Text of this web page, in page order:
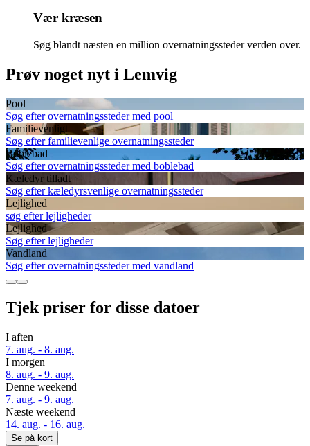
Vær kræsen
Søg blandt næsten en million overnatningssteder verden over.
Prøv noget nyt i Lemvig
Pool
Søg efter overnatningssteder med pool
Familievenligt
Søg efter familievenlige overnatningssteder
Boblebad
Søg efter overnatningssteder med boblebad
Kæledyr tilladt
Søg efter kæledyrsvenlige overnatningssteder
Lejlighed
søg efter lejligheder
Lejlighed
Søg efter lejligheder
Vandland
Søg efter overnatningssteder med vandland
Tjek priser for disse datoer
I aften
7. aug. - 8. aug.
I morgen
8. aug. - 9. aug.
Denne weekend
7. aug. - 9. aug.
Næste weekend
14. aug. - 16. aug.
Se på kort